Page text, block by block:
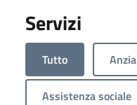
Servizi
Tutto
Assistenza sociale